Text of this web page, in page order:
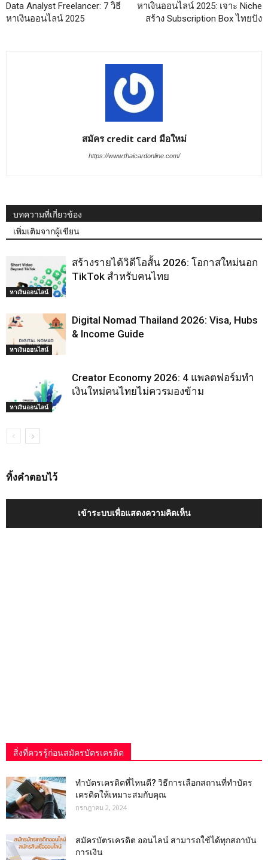
Data Analyst Freelancer: 7 วิธี
หาเงินออนไลน์ 2025
หาเงินออนไลน์ 2025: เจาะ Niche
สร้าง Subscription Box ไทยปัง
สมัคร credit card มือใหม่
https://www.thaicardonline.com/
บทความที่เกี่ยวข้อง
เพิ่มเติมจากผู้เขียน
หาเงินออนไลน์
สร้างรายได้วิดีโอสั้น 2026: โอกาสใหม่นอก
TikTok สำหรับคนไทย
หาเงินออนไลน์
Digital Nomad Thailand 2026: Visa, Hubs
& Income Guide
หาเงินออนไลน์
Creator Economy 2026: 4 แพลตฟอร์มทำ
เงินใหม่คนไทยไม่ควรมองข้าม
ทิ้งคำตอบไว้
เข้าระบบเพื่อแสดงความคิดเห็น
สิ่งที่ควรรู้ก่อนสมัครบัตรเครดิต
ทําบัตรเครดิตที่ไหนดี? วิธีการเลือกสถานที่ทำบัตร
เครดิตให้เหมาะสมกับคุณ
กรกฎาคม 2, 2024
สมัครบัตรเครดิต ออนไลน์ สามารถใช้ได้ทุกสถาบัน
การเงิน